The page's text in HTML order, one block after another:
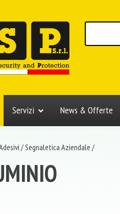
Servizi News & Offerte
/Segnaletica Aziendale /